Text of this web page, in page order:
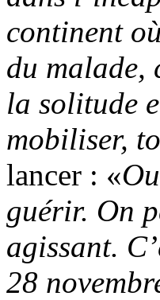
continent
du malade,
la solitude
mobiliser,
lancer : «
guérir. On
agissant.
28